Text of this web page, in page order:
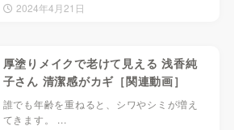
2024年4月21日
厚塗りメイクで老けて見える 浅香純
子さん 清潔感がカギ［関連動画］
誰でも年齢を重ねると、シワやシミが増え
てきます。 ...